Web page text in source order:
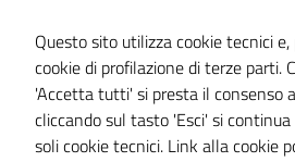
Note legali
Dichiarazione di accessibilità
Piano di miglioramento del sito
Statistiche sito web
Questo sito utilizza cookie tecnici
cookie di profilazione di terze parti.
'Accetta tutti' si presta il consenso
cliccando sul tasto 'Esci' si
soli cookie tecnici. Link alla cookie